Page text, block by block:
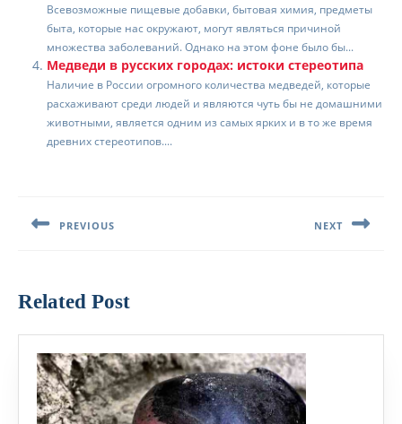
Всевозможные пищевые добавки, бытовая химия, предметы
быта, которые нас окружают, могут являться причиной
множества заболеваний. Однако на этом фоне было бы...
Медведи в русских городах: истоки стереотипа
Наличие в России огромного количества медведей, которые
расхаживают среди людей и являются чуть бы не домашними
животными, является одним из самых ярких и в то же время
древних стереотипов....
записям
PREVIOUS NEXT
Related Post